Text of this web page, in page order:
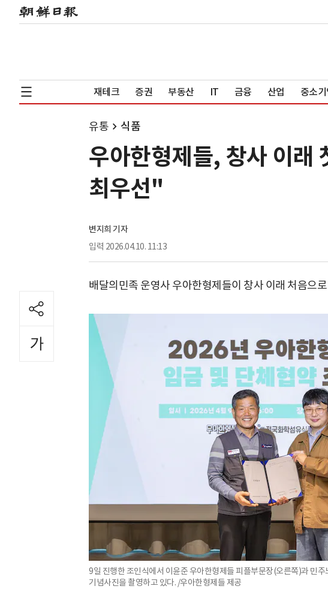
재테크 증권 부동산 IT 금융 산업 중소
유통 식품
우아한형제들, 창사 이
최우선"
변지희 기자
입력 2026.04.10. 11:13
배달의민족 운영사 우아한형제들이 창사 이래 처음으
9일 진행한 조인식에서 이윤준 우아한형제들 피플부문장(오른쪽)과 민
기념사진을 촬영하고 있다. /우아한형제들 제공